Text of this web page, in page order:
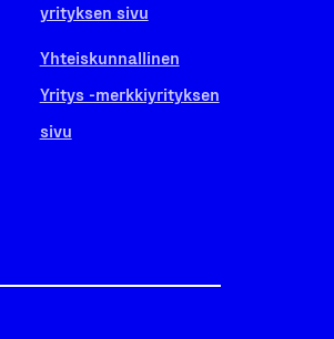
yrityksen sivu
Yhteiskunnallinen
Yritys -merkkiyrityksen
sivu